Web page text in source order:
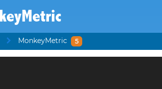
MonkeyMetric 5